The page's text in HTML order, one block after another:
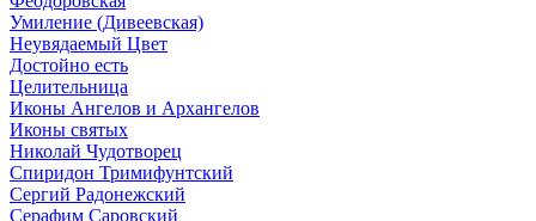
Умиление (Дивеевская)
Неувядаемый Цвет
Достойно есть
Целительница
Иконы Ангелов и Архангелов
Иконы святых
Николай Чудотворец
Спиридон Тримифунтский
Сергий Радонежский
Серафим Саровский